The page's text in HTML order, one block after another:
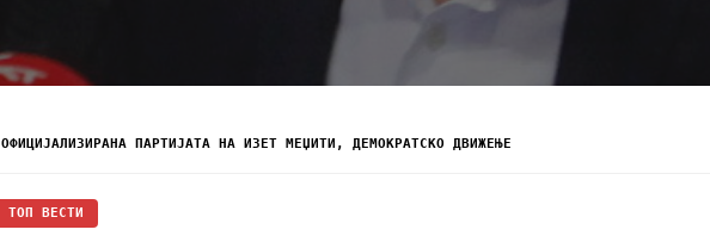
ОФИЦИЈАЛИЗИРАНА ПАРТИЈАТА НА ИЗЕТ МЕЏИТИ, ДЕМОКРАТСКО ДВИЖЕЊЕ
ТОП ВЕСТИ